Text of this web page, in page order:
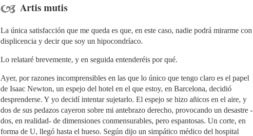
Artis mutis
La única satisfacción que me queda es que, en este caso, nadie podrá mirarme con
displicencia y decir que soy un hipocondríaco.
Lo relataré brevemente, y en seguida entenderéis por qué.
Ayer, por razones incomprensibles en las que lo único que tengo claro es el papel
de Isaac Newton, un espejo del hotel en el que estoy, en Barcelona, decidió
desprenderse. Y yo decidí intentar sujetarlo. El espejo se hizo añicos en el aire, y
dos de sus pedazos cayeron sobre mi antebrazo derecho, provocando un desastre -
dos, en realidad- de dimensiones conmensurables, pero espantosas. Un corte, en
forma de U, llegó hasta el hueso. Según dijo un simpático médico del hospital